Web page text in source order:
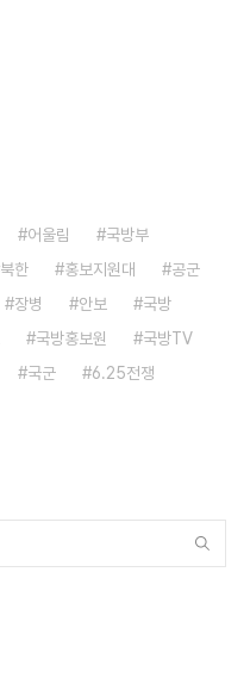
어울림
국방부
북한 홍보지원대
공군
장병 안보
국방
국방홍보원
국방TV
국군 6.25전쟁